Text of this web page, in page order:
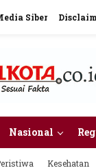
Siber
Nasional
Kesehatan